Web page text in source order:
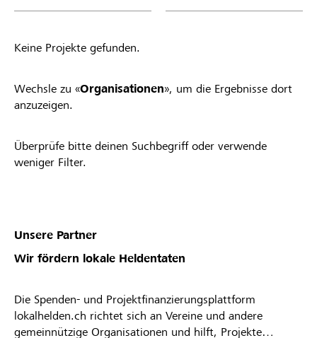
Keine Projekte gefunden.
Wechsle zu «Organisationen», um die Ergebnisse dort
anzuzeigen.
Überprüfe bitte deinen Suchbegriff oder verwende
weniger Filter.
Unsere Partner
Wir fördern lokale Heldentaten
Die Spenden- und Projektfinanzierungsplattform
lokalhelden.ch richtet sich an Vereine und andere
gemeinnützige Organisationen und hilft, Projekte